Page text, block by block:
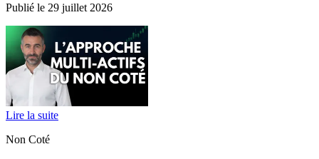
Publié le 29 juillet 2026
Lire la suite
Non Coté